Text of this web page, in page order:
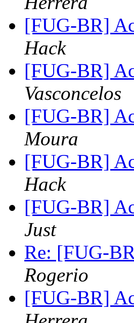
[FUG-BR]
Hack
[FUG-BR]
Vasconcelos
[FUG-BR]
Moura
[FUG-BR]
Hack
[FUG-BR]
Just
Re: [FUG-
Rogerio
[FUG-BR]